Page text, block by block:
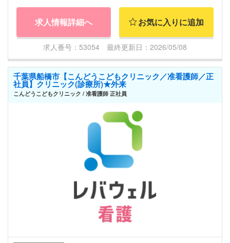
求人情報詳細へ お気に入りに追加
求人番号：53054 最終更新日：2026/05/08
千葉県船橋市【こんどうこどもクリニック／准看護師／正
社員】クリニック(診療所)★外来
こんどうこどもクリニック / 准看護師 正社員